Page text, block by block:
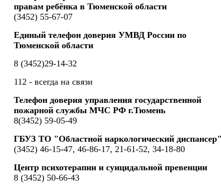
правам ребёнка в Тюменской области
(3452) 55-67-07
Единый телефон доверия УМВД России по
Тюменской области
8 (3452)29-14-32
112 - всегда на связи
Телефон доверия управления государственной
пожарной службы МЧС РФ г.Тюмень
8(3452) 59-05-49
ГБУЗ ТО "Областной наркологический
(3452) 46-15-47, 46-86-17, 21-61-52, 34-18-80
Центр психотерапии и суицидальной превенции
8 (3452) 50-66-43